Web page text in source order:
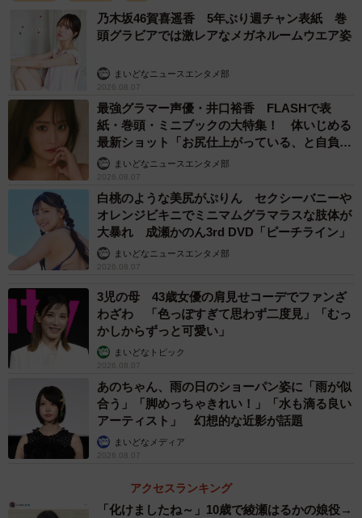
乃木坂46賀喜遥香 5年ぶり週チャン表紙 巻
頭グラビアでは激レアなメガネルームウエア姿
まいどなニュースエンタメ部
2026.08.07
最強グラマー声優・井口裕香 FLASHで表
紙・巻頭・ミニブックの大特集！ 体いじめる
最新ショット「お尻仕上がっている、と自負し
ています」「いくつになっても理想の身体でい
たい」
まいどなニュースエンタメ部
2026.08.07
白桃のような美尻がぷりん セクシーバニーや
オレンジビキニでミニマムグラマラスな肢体が
大暴れ 成瀬かのん3rd DVD「ピーチライン」
まいどなニュースエンタメ部
2026.08.07
3児の母 43歳女優の肩見せコーデでファンざ
わざわ 「色っぽすぎて思わず二度見」「むっ
かしからずっと可愛い」
まいどなトピック
2026.08.07
あのちゃん、雨の日のショーパン姿に「雨が似
合う」「脚めっちゃきれい！」「水も滴る良い
アーティスト」 幻想的な近影が話題
まいどなメディア
2026.08.07
アクセスランキング
「化けましたね～」10歳で綾瀬はるかの娘役→